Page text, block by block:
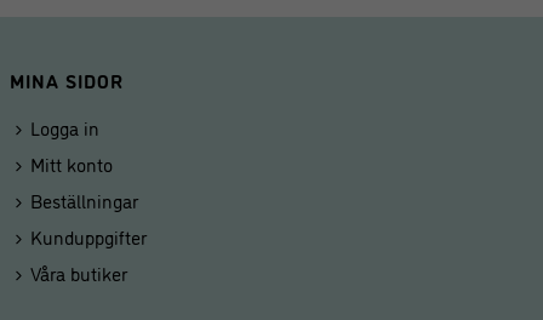
MINA SIDOR
Logga in
Mitt konto
Beställningar
Kunduppgifter
Våra butiker